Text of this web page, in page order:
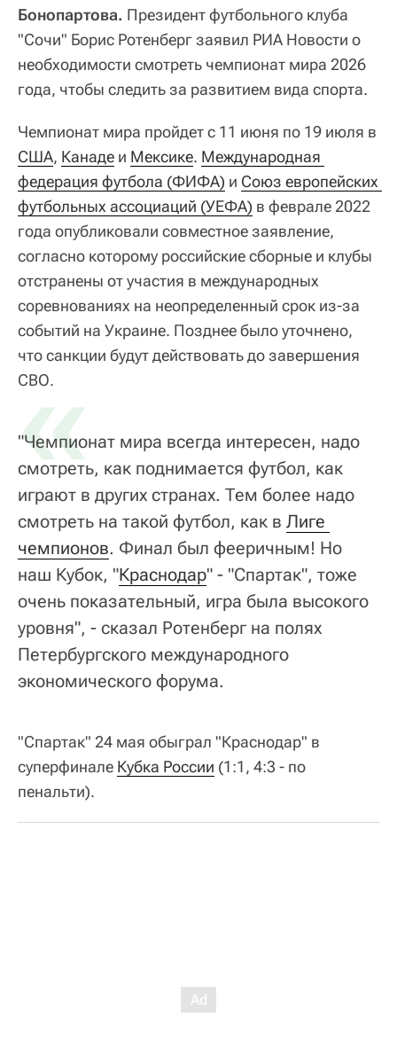
Бонопартова. Президент футбольного клуба
"Сочи" Борис Ротенберг заявил РИА Новости о
необходимости смотреть чемпионат мира 2026
года, чтобы следить за развитием вида спорта.
Чемпионат мира пройдет с 11 июня по 19 июля в
США, Канаде и Мексике. Международная
федерация футбола (ФИФА) и Союз европейских
футбольных ассоциаций (УЕФА) в феврале 2022
года опубликовали совместное заявление,
согласно которому российские сборные и клубы
отстранены от участия в международных
соревнованиях на неопределенный срок из-за
событий на Украине. Позднее было уточнено,
что санкции будут действовать до завершения
СВО.
«
"Чемпионат мира всегда интересен, надо
смотреть, как поднимается футбол, как
играют в других странах. Тем более надо
смотреть на такой футбол, как в Лиге
чемпионов. Финал был фееричным! Но
наш Кубок, "Краснодар" - "Спартак", тоже
очень показательный, игра была высокого
уровня", - сказал Ротенберг на полях
Петербургского международного
экономического форума.
"Спартак" 24 мая обыграл "Краснодар" в
суперфинале Кубка России (1:1, 4:3 - по
пенальти).